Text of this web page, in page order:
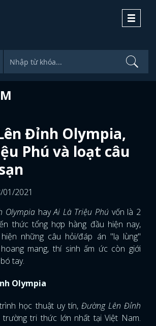
Toggle
Đỉnh Olympia,
Phú và loạt câu
01/2021
OlympiahayAi Là Triệu Phú vốn là 2
thức tổng hợp hàng đầu hiện nay,
những câu hỏi/đáp án "lạ lùng"
mang, thí sinh ấm ức còn giới
tay.
Olympia
học thuật uy tín,Đường Lên Đỉnh
trường tri thức lớn nhất tại Việt Nam.